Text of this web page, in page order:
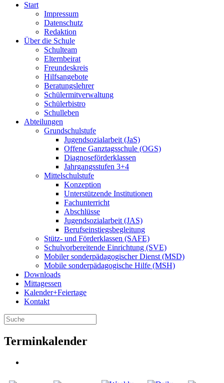
Start
Impressum
Datenschutz
Redaktion
Über die Schule
Schulteam
Elternbeirat
Freundeskreis
Hilfsangebote
Beratungslehrer
Schülermitverwaltung
Schülerbistro
Schulleben
Abteilungen
Grundschulstufe
Jugendsozialarbeit (JaS)
Offene Ganztagsschule (OGS)
Diagnoseförderklassen
Jahrgangsstufen 3+4
Mittelschulstufe
Konzeption
Unterstützende Institutionen
Fachunterricht
Abschlüsse
Jugendsozialarbeit (JAS)
Berufseinstiegsbegleitung
Stütz- und Förderklassen (SAFE)
Schulvorbereitende Einrichtung (SVE)
Mobiler sonder­­pädagogischer Dienst (MSD)
Mobile sonder­pädagogische Hilfe (MSH)
Downloads
Mittagessen
Kalender+Feiertage
Kontakt
Terminkalender